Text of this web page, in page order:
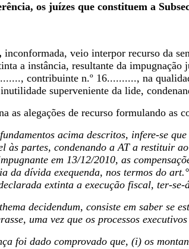
os juízes que constituem a
inconformada, veio interpor recurso da
a instância, resultante da
contribuinte n.º 16.........., na
superveniente da lide,
as alegações de recurso formulando as
acima descritos, infere-se
às partes, condenando a AT a restituir
em 13/12/2010, as
da dívida exequenda, nos termos do
extinta a execução fiscal, ter-se-
decidendum, consiste em saber se
uma vez que os processos
foi dado comprovado que, (i) os